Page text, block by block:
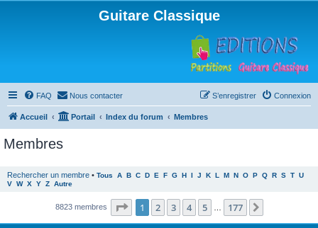
Guitare Classique
FAQ Nous contacter Connexion
S’enregistrer
Accueil Portail Index du forum Membres
Membres
Rechercher un membre • Tous A B C D E F G H I J K L M N O P Q R S T U
V W X Y Z Autre
8823 membres Page 1sur177
1 2 3 4 5 177